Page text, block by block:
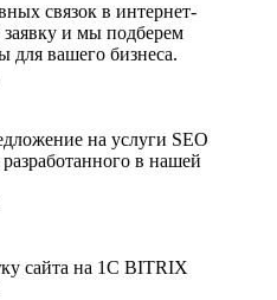
связок в интернет-
заявку и мы подберем
для вашего бизнеса.
на услуги SEO
в нашей
сайта на 1C BITRIX